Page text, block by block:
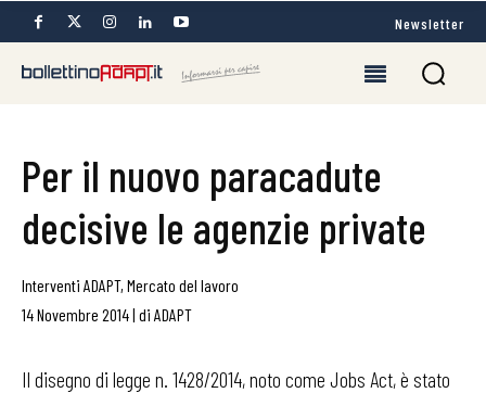
Newsletter
Per il nuovo paracadute
decisive le agenzie private
Interventi ADAPT, Mercato del lavoro
14 Novembre 2014| di ADAPT
Il disegno di legge n. 1428/2014, noto come Jobs Act, è stato